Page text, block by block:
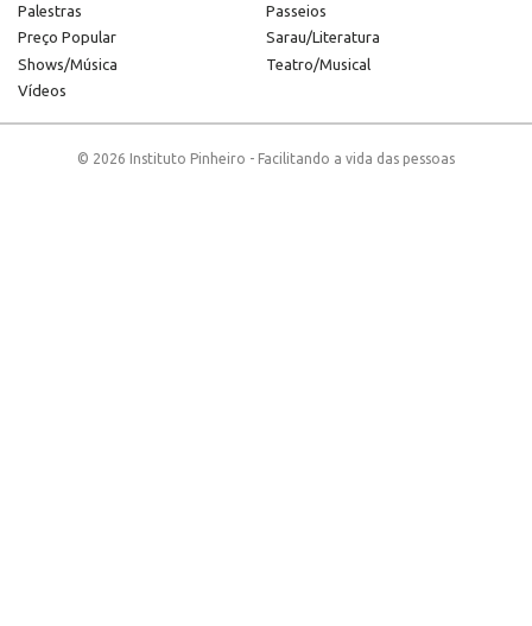
Palestras
Passeios
Preço Popular
Sarau/Literatura
Shows/Música
Teatro/Musical
Vídeos
© 2026 Instituto Pinheiro - Facilitando a vida das pessoas